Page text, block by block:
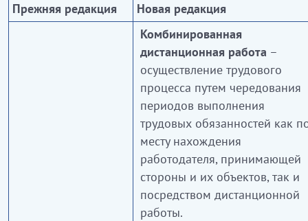
Прежняя редакция
Новая редакция
Комбинированная
дистанционная работа –
осуществление трудового
процесса путем чередования
периодов выполнения
трудовых обязанностей как
месту нахождения
работодателя, принимающей
стороны и их объектов, так и
посредством дистанционной
работы.